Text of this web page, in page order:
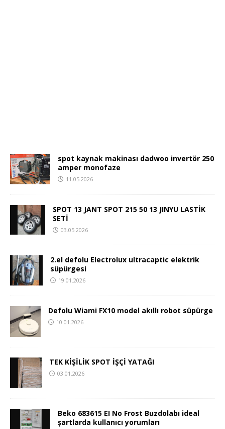
spot kaynak makinası dadwoo invertör 250
amper monofaze
11.05.2026
SPOT 13 JANT SPOT 215 50 13 JINYU LASTİK
SETİ
03.05.2026
2.el defolu Electrolux ultracaptic elektrik
süpürgesi
19.01.2026
Defolu Wiami FX10 model akıllı robot süpürge
10.01.2026
TEK KİŞİLİK SPOT İŞÇİ YATAĞI
03.01.2026
Beko 683615 EI No Frost Buzdolabı ideal
şartlarda kullanıcı yorumları